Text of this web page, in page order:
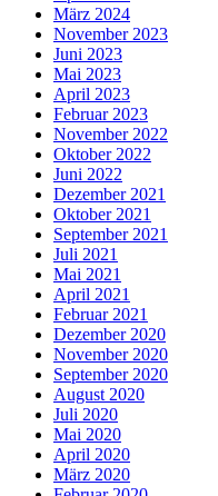
März 2024
November 2023
Juni 2023
Mai 2023
April 2023
Februar 2023
November 2022
Oktober 2022
Juni 2022
Dezember 2021
Oktober 2021
September 2021
Juli 2021
Mai 2021
April 2021
Februar 2021
Dezember 2020
November 2020
September 2020
August 2020
Juli 2020
Mai 2020
April 2020
März 2020